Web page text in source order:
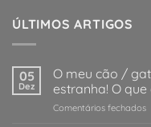
ÚLTIMOS ARTIGOS
05
Dez
O meu cão /
estranha! O
Comentários fechados